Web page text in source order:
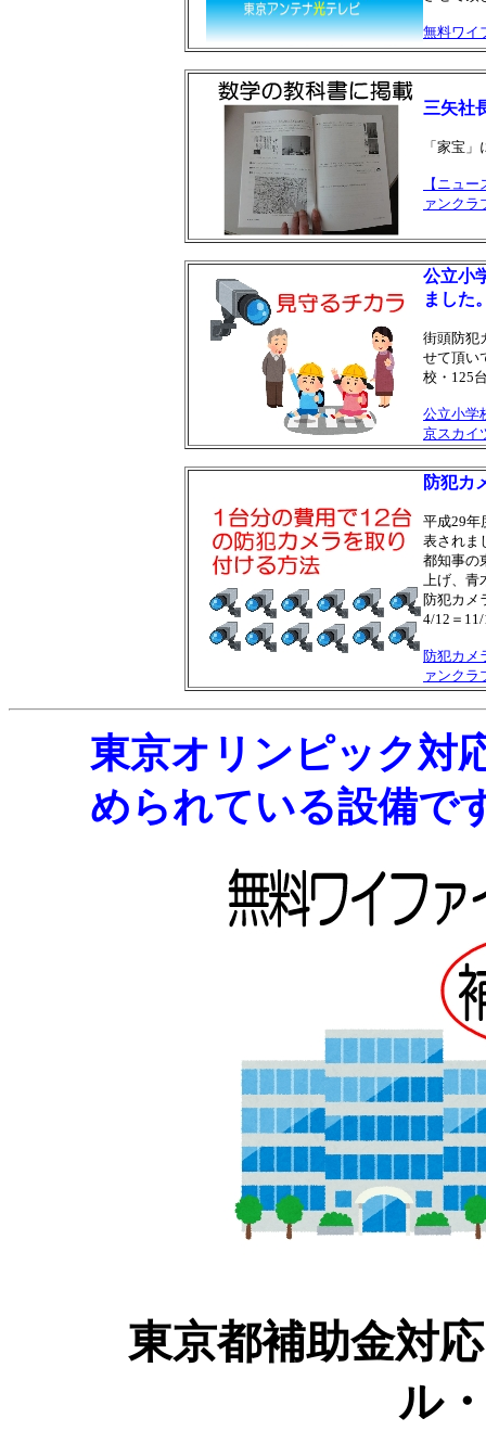
無料ワイ
三矢社
「家宝
【ニュ
ァンクラ
公立小
ました
街頭防犯
せて頂い
校・125
公立小学
京スカイ
防犯カ
平成29年
表されま
都知事の
上げ、青
防犯カメ
4/12＝
防犯カメ
ァンクラ
東京オリンピック対
められている設備で
東京都補助金対
ル